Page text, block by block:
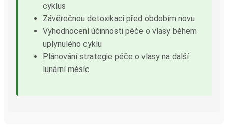
cyklus
Závěrečnou detoxikaci před obdobím novu
Vyhodnocení účinnosti péče o vlasy během
uplynulého cyklu
Plánování strategie péče o vlasy na další
lunární měsíc